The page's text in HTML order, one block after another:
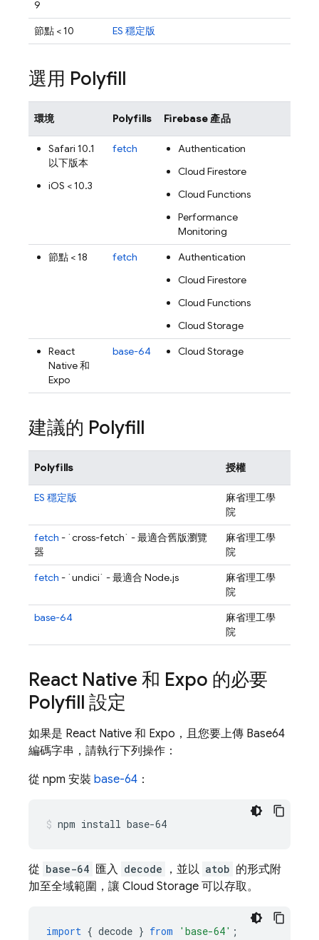
9
節點 < 10
ES 穩定版
選用 Polyfill
環境 Polyfills Firebase 產品
Safari 10.1
以下版本
iOS < 10.3
fetch
Authentication
Cloud Firestore
Cloud Functions
Performance
Monitoring
節點 < 18
fetch
Authentication
Cloud Firestore
Cloud Functions
Cloud Storage
React
Native 和
Expo
base-64 Cloud Storage
建議的 Polyfill
Polyfills 授權
ES 穩定版
麻省理工學
院
fetch - `cross-fetch` - 最適合舊版瀏覽
器
麻省理工學
院
fetch - `undici` - 最適合 Node.js
麻省理工學
院
base-64
麻省理工學
院
React Native 和 Expo 的必要
Polyfill 設定
如果是 React Native 和 Expo，且您要上傳 Base64
編碼字串，請執行下列操作：
從 npm 安裝 base-64 ：
npm install base-64
從 base-64 匯入 decode ，並以 atob 的形式附
加至全域範圍，讓 Cloud Storage 可以存取。
import { decode } from 'base-64' ;